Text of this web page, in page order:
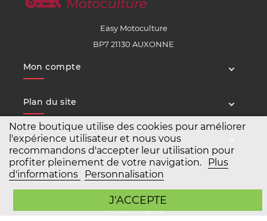
Notre boutique utilise des cookies pour améliorer
l'expérience utilisateur et nous vous
recommandons d'accepter leur utilisation pour
profiter pleinement de votre navigation.
Plus
d'informations
Personnalisation
J'ACCEPTE
Easy Motoculture
BP7 21130 AUXONNE
Mon compte
Plan du site
Service client
Copyright Easy Motoculture 2026
Mentions légales